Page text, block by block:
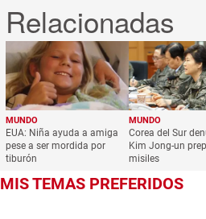
MUNDO
EUA: Niña ayuda a amiga
pese a ser mordida por
tiburón
MUNDO
Corea del Sur
Kim Jong-un
misiles
MIS TEMAS PREFERIDOS